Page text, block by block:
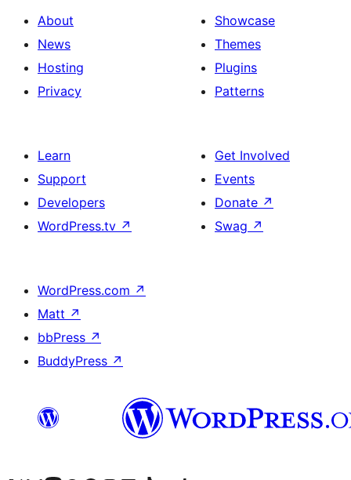
About
News
Hosting
Privacy
Showcase
Themes
Plugins
Patterns
Learn
Support
Developers
WordPress.tv ↗
Get Involved
Events
Donate ↗
Swag ↗
WordPress.com ↗
Matt ↗
bbPress ↗
BuddyPress ↗